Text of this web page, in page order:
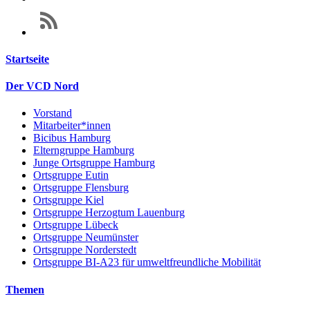
Startseite
Der VCD Nord
Vorstand
Mitarbeiter*innen
Bicibus Hamburg
Elterngruppe Hamburg
Junge Ortsgruppe Hamburg
Ortsgruppe Eutin
Ortsgruppe Flensburg
Ortsgruppe Kiel
Ortsgruppe Herzogtum Lauenburg
Ortsgruppe Lübeck
Ortsgruppe Neumünster
Ortsgruppe Norderstedt
Ortsgruppe BI-A23 für umweltfreundliche Mobilität
Themen